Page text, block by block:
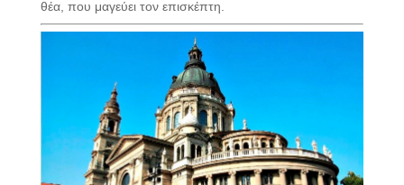
θέα, που μαγεύει τον επισκέπτη.